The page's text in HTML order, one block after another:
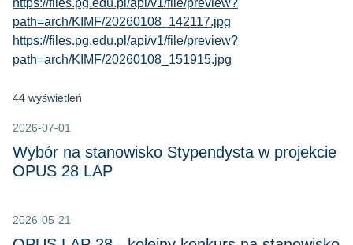
https://files.pg.edu.pl/api/v1/file/preview?
path=arch/KIMF/20260108_142117.jpg
https://files.pg.edu.pl/api/v1/file/preview?
path=arch/KIMF/20260108_151915.jpg
44 wyświetleń
2026-07-01
Wybór na stanowisko Stypendysta w projekcie
OPUS 28 LAP
2026-05-21